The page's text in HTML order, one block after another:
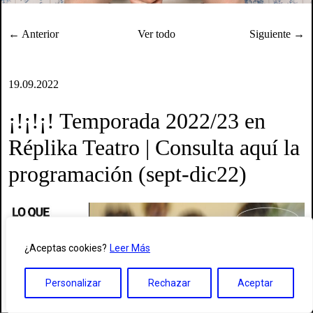
¿Aceptas cookies? Leer Más
Personalizar Rechazar Aceptar
← Anterior Ver todo Siguiente →
19.09.2022
¡!¡!¡! Temporada 2022/23 en
Réplika Teatro | Consulta aquí la
programación (sept-dic22)